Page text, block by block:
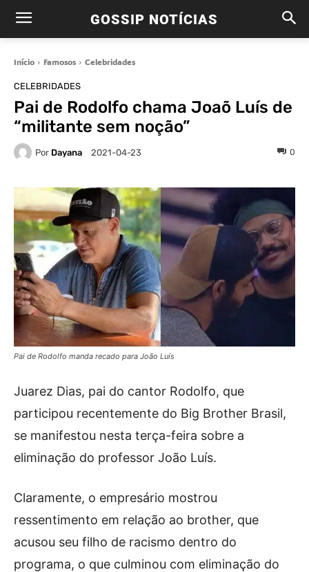
GOSSIP NOTÍCIAS
Início Famosos Celebridades
CELEBRIDADES
Pai de Rodolfo chama Joaõ Luís de
“militante sem noção”
Por Dayana 2021-04-23 0
Pai de Rodolfo manda recado para João Luís
Juarez Dias, pai do cantor Rodolfo, que
participou recentemente do Big Brother Brasil,
se manifestou nesta terça-feira sobre a
eliminação do professor João Luís.
Claramente, o empresário mostrou
ressentimento em relação ao brother, que
acusou seu filho de racismo dentro do
programa, o que culminou com eliminação do